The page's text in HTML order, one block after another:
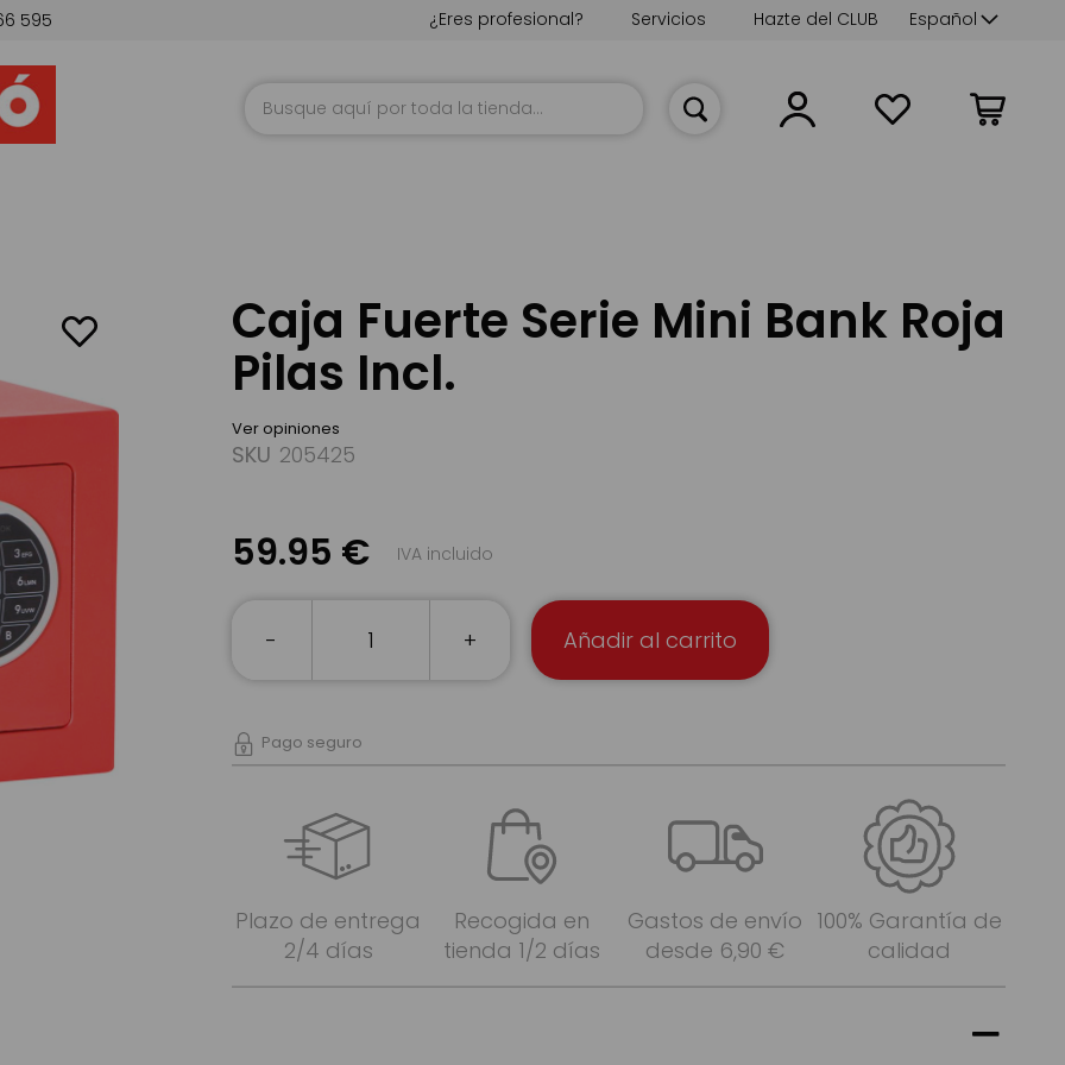
595 Lenguaje
Español
Hazte del CLUB
Servicios
¿Eres profesional?
Mi cesta
Caja Fuerte Serie Mini Bank Roja
Pilas Incl.
Ver opiniones
SKU 205425
59.95 € IVA incluido
- + Añadir al carrito
Pago seguro
Plazo de entrega
2/4 días
Recogida en
tienda 1/2 días
Gastos de envío
desde 6,90 €
100% Garantía de
calidad